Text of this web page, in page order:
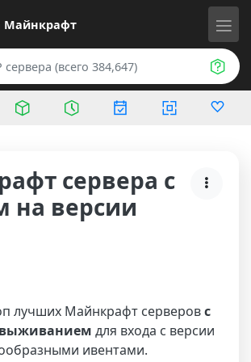
Майнкрафт
сервера с
на версии
лучших Майнкрафт серверовс
для входа с версии
ивентами.